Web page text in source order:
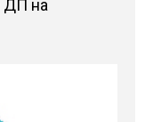
ДП на